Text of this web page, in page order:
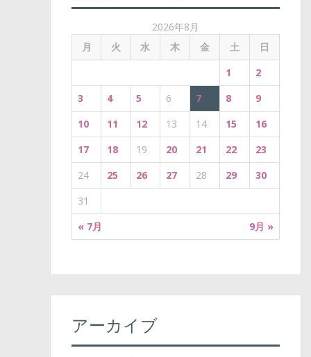
2026年8月
月
火 水 木 金 土 日
« 7月 9月 »
1
2
3
4 5 6 7 8
9
10
11 12 13 14 15
16
17
18 19 20 21 22
23
24
25 26 27 28 29
30
31
アーカイブ